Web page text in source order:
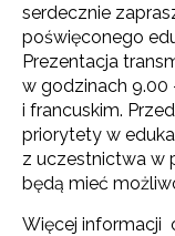
serdecznie
poświęconego
Prezentacja
w godzinach 9.00
i francuskim.
priorytety w
z uczestnictwa w
będą mieć
Więcej informacji